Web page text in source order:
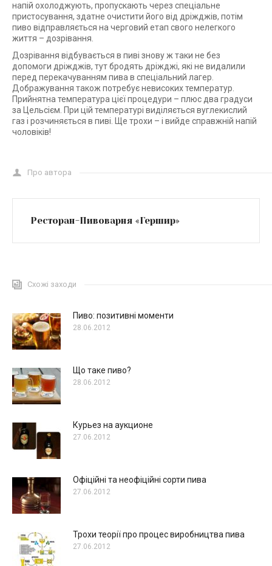
напій охолоджують, пропускають через спеціальне
пристосування, здатне очистити його від дріжджів, потім
пиво відправляється на черговий етап свого нелегкого
життя – дозрівання.
Дозрівання відбувається в пиві знову ж таки не без
допомоги дріжджів, тут бродять дріжджі, які не видалили
перед перекачуванням пива в спеціальний лагер.
Дображування також потребує невисоких температур.
Прийнятна температура цієї процедури – плюс два градуси
за Цельсієм. При цій температурі виділяється вуглекислий
газ і розчиняється в пиві. Ще трохи – і вийде справжній напій
чоловіків!
Про автора
Ресторан-Пивоварня «Гершир»
Схожі заходи
Пиво: позитивні моменти
28.06.2012
Що таке пиво?
28.06.2012
Курьез на аукционе
27.06.2012
Офіційні та неофіційні сорти пива
27.06.2012
Трохи теорії про процес виробництва пива
27.06.2012